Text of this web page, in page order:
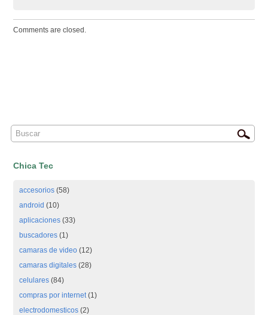
Comments are closed.
Chica Tec
accesorios (58)
android (10)
aplicaciones (33)
buscadores (1)
camaras de video (12)
camaras digitales (28)
celulares (84)
compras por internet(1)
electrodomesticos (2)